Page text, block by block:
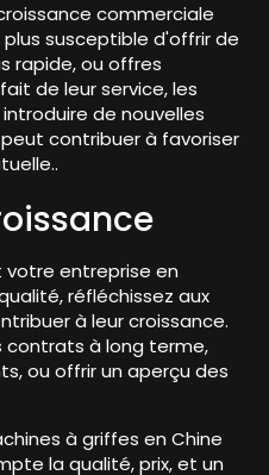
commerciale
susceptible d'offrir de
rapide, ou offres
de leur service, les
de nouvelles
contribuer à favoriser
entreprise en
réfléchissez aux
à leur croissance.
contrats à long terme,
ou offrir un aperçu des
à griffes en Chine
la qualité, prix, et un